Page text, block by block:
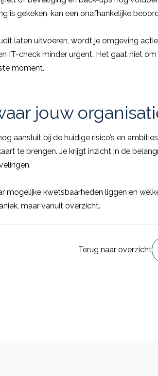
is gekeken, kan een onafhankelijke
laten uitvoeren, wordt je omgeving
IT-check minder urgent. Het gaat niet
moment.
jouw
aansluit bij de huidige risico’s en
te brengen. Je krijgt inzicht in de
mogelijke kwetsbaarheden liggen en
maar vanuit overzicht.
Terug naar overzicht